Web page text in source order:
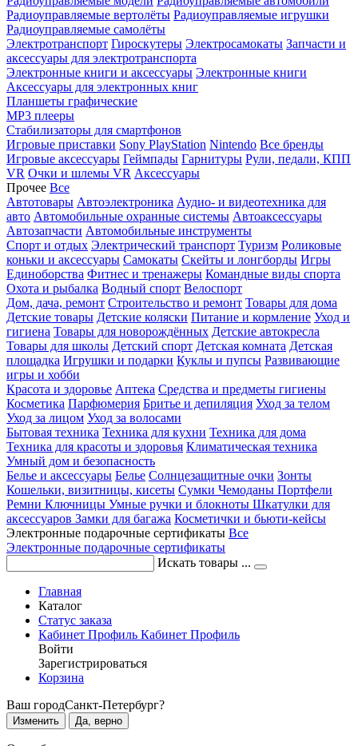
Радиоуправляемые вертолёты Радиоуправляемые игрушки
Радиоуправляемые самолёты
Электротранспорт Гироскутеры Электросамокаты Запчасти и
аксессуары для электротранспорта
Электронные книги и аксессуары Электронные книги
Аксессуары для электронных книг
Планшеты графические
MP3 плееры
Стабилизаторы для смартфонов
Игровые приставки Sony PlayStation Nintendo Все бренды
Игровые аксессуары Геймпады Гарнитуры Рули, педали, КПП
VR Очки и шлемы VR Аксессуары
Прочее Все
Автотовары Автоэлектроника Аудио- и видеотехника для
авто Автомобильные охранные системы Автоаксессуары
Автозапчасти Автомобильные инструменты
Спорт и отдых Электрический транспорт Туризм Роликовые
коньки и аксессуары Самокаты Скейты и лонгборды Игры
Единоборства Фитнес и тренажеры Командные виды спорта
Охота и рыбалка Водный спорт Велоспорт
Дом, дача, ремонт Строительство и ремонт Товары для дома
Детские товары Детские коляски Питание и кормление Уход и
гигиена Товары для новорождённых Детские автокресла
Товары для школы Детский спорт Детская комната Детская
площадка Игрушки и подарки Куклы и пупсы Развивающие
игры и хобби
Красота и здоровье Аптека Средства и предметы гигиены
Косметика Парфюмерия Бритье и депиляция Уход за телом
Уход за лицом Уход за волосами
Бытовая техника Техника для кухни Техника для дома
Техника для красоты и здоровья Климатическая техника
Умный дом и безопасность
Белье и аксессуары Белье Солнцезащитные очки Зонты
Кошельки, визитницы, кисеты Сумки Чемоданы Портфели
Ремни Ключницы Умные ручки и блокноты Шкатулки для
аксессуаров Замки для багажа Косметички и бьюти-кейсы
Электронные подарочные сертификаты Все
Электронные подарочные сертификаты
Искать товары ...
Главная
Каталог
Статус заказа
Кабинет Профиль Кабинет Профиль
Войти
Зарегистрироваться
Корзина
Ваш городСанкт-Петербург?
Изменить Да, верно